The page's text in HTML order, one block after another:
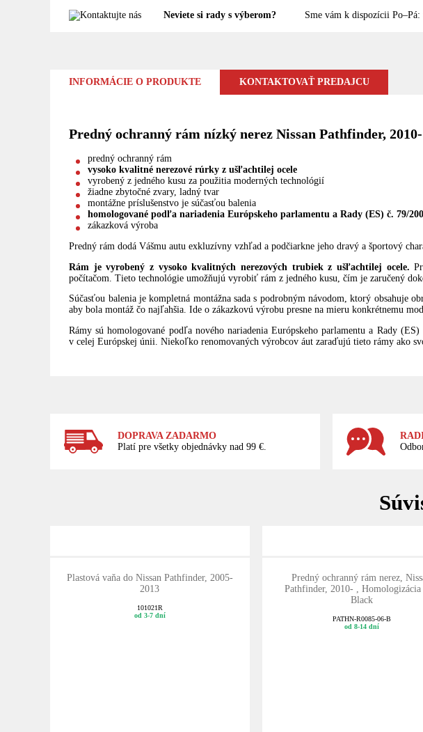
Neviete si rady s výberom? Sme vám k dispozícii Po–Pá:
INFORMÁCIE O PRODUKTE KONTAKTOVAŤ PREDAJCU
Predný ochranný rám nízký nerez Nissan Pathfinder, 2010-
predný ochranný rám
vysoko kvalitné nerezové rúrky z ušľachtilej ocele
vyrobený z jedného kusu za použitia moderných technológií
žiadne zbytočné zvary, ladný tvar
montážne príslušenstvo je súčasťou balenia
homologované podľa nariadenia Európskeho parlamentu a Rady (ES) č. 79/
zákazková výroba
Predný rám dodá Vášmu autu exkluzívny vzhľad a podčiarkne jeho dravý a športový
Rám je vyrobený z vysoko kvalitných nerezových trubiek z ušľachtilej ocele.
počítačom. Tieto technológie umožňujú vyrobiť rám z jedného kusu, čím je zaručený
Súčasťou balenia je kompletná montážna sada s podrobným návodom, ktorý obsahuje
aby bola montáž čo najľahšia. Ide o zákazkovú výrobu presne na mieru konkrétnemu
Rámy sú homologované podľa nového nariadenia Európskeho parlamentu a Rady
v celej Európskej únii. Niekoľko renomovaných výrobcov áut zaraďujú tieto rámy ako
DOPRAVA ZADARMO
Platí pre všetky objednávky nad 99 €.
Plastová vaňa do Nissan Pathfinder, 2005-
2013
101021R
od 3-7 dní
Predný ochranný rám nerez,
Pathfinder, 2010- , Homologizácia
Black
PATHN-R0085-06-B
od 8-14 dní